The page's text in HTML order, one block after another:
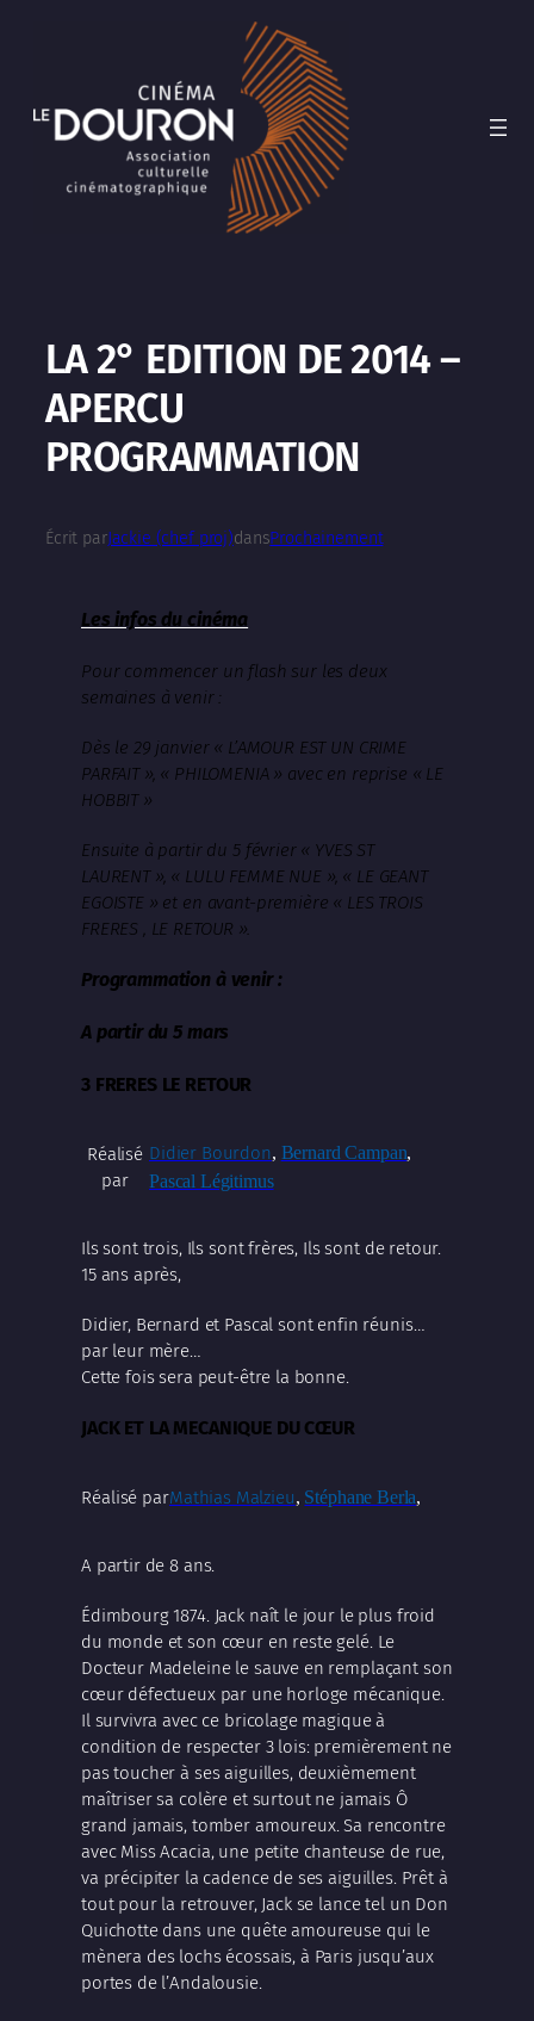
LA 2° EDITION DE 2014 –
APERCU
PROGRAMMATION
Écrit parJackie (chef proj)dansProchainement
Les infos du cinéma
Pour commencer un flash sur les deux
semaines à venir :
Dès le 29 janvier « L’AMOUR EST UN CRIME
PARFAIT », « PHILOMENIA » avec en reprise « LE
HOBBIT »
Ensuite à partir du 5 février « YVES ST
LAURENT », « LULU FEMME NUE », « LE GEANT
EGOISTE » et en avant-première « LES TROIS
FRERES , LE RETOUR ».
Programmation à venir :
A partir du 5 mars
3 FRERES LE RETOUR
Réalisé
par
Didier Bourdon, Bernard Campan,
Pascal Légitimus
Ils sont trois, Ils sont frères, Ils sont de retour.
15 ans après,
Didier, Bernard et Pascal sont enfin réunis…
par leur mère…
Cette fois sera peut-être la bonne.
JACK ET LA MECANIQUE DU CŒUR
Réalisé parMathias Malzieu, Stéphane Berla,
A partir de 8 ans.
Édimbourg 1874. Jack naît le jour le plus froid
du monde et son cœur en reste gelé. Le
Docteur Madeleine le sauve en remplaçant son
cœur défectueux par une horloge mécanique.
Il survivra avec ce bricolage magique à
condition de respecter 3 lois: premièrement ne
pas toucher à ses aiguilles, deuxièmement
maîtriser sa colère et surtout ne jamais Ô
grand jamais, tomber amoureux. Sa rencontre
avec Miss Acacia, une petite chanteuse de rue,
va précipiter la cadence de ses aiguilles. Prêt à
tout pour la retrouver, Jack se lance tel un Don
Quichotte dans une quête amoureuse qui le
mènera des lochs écossais, à Paris jusqu’aux
portes de l’Andalousie.